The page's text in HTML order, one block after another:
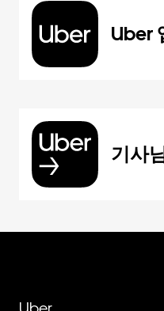
Uber
기사